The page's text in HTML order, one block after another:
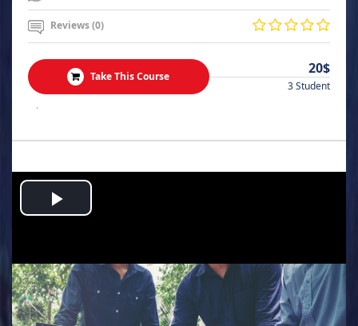
Reviews (0)
Take This Course 20$
3 Student
.
Play